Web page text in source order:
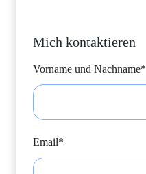
Mich kontaktieren
Vorname und Nachname*
Email*